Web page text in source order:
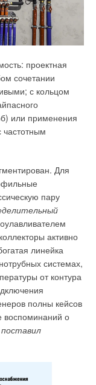
проектная
сочетании
с кольцом
или применения
Для
пару
активно
линейка
системах,
от контура
полны кейсов
воспоминаний о
тепловой
Объект
Москвы
минимальная
tmin = −4
tнхБ = −26°C,
tнср.о =
воздуха наиболее
—
определена
в себя
выборки
по декабрь
четыре года,
имеет